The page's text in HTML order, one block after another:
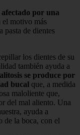
por una
el motivo más
pasta de dientes
los dientes de su
también ayuda a
se produce por
bucal que, a medida
maloliente que,
del mal aliento. Una
ayuda a
de la boca, con el